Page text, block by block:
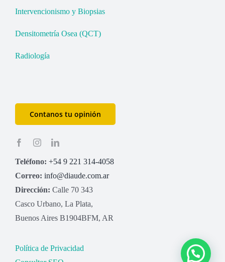
Intervencionismo y Biopsias
Densitometría Osea (QCT)
Radiología
Contanos tu opinión
Teléfono: +54 9 221 314-4058
Correo: info@diaude.com.ar
Dirección: Calle 70 343
Casco Urbano, La Plata,
Buenos Aires B1904BFM, AR
Política de Privacidad